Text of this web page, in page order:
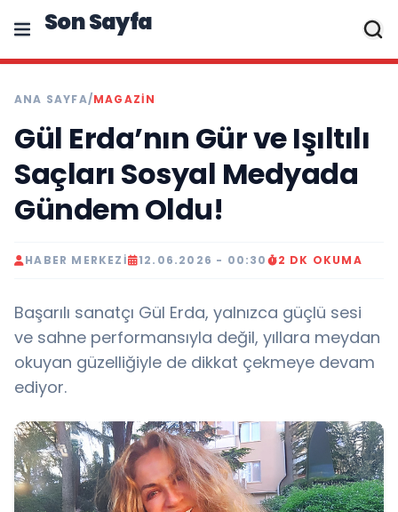
Son Sayfa
ANA SAYFA/MAGAZIN
Gül Erda’nın Gür ve Işıltılı
Saçları Sosyal Medyada
Gündem Oldu!
HABER MERKEZI 12.06.2026 - 00:30 2 DK OKUMA
Başarılı sanatçı Gül Erda, yalnızca güçlü sesi
ve sahne performansıyla değil, yıllara meydan
okuyan güzelliğiyle de dikkat çekmeye devam
ediyor.